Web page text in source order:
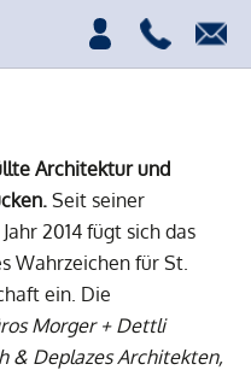
Architektur und
Seit seiner
2014 fügt sich das
Wahrzeichen für St.
ein. Die
Morger + Dettli
& Deplazes Architekten,